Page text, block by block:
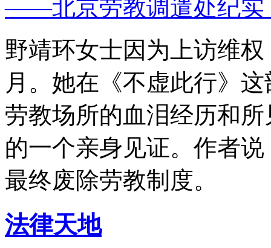
——北京劳教调遣处纪实
野靖环女士因为上访维
月。她在《不虚此行》
劳教场所的血泪经历和
的一个亲身见证。作者
最终废除劳教制度。
法律天地